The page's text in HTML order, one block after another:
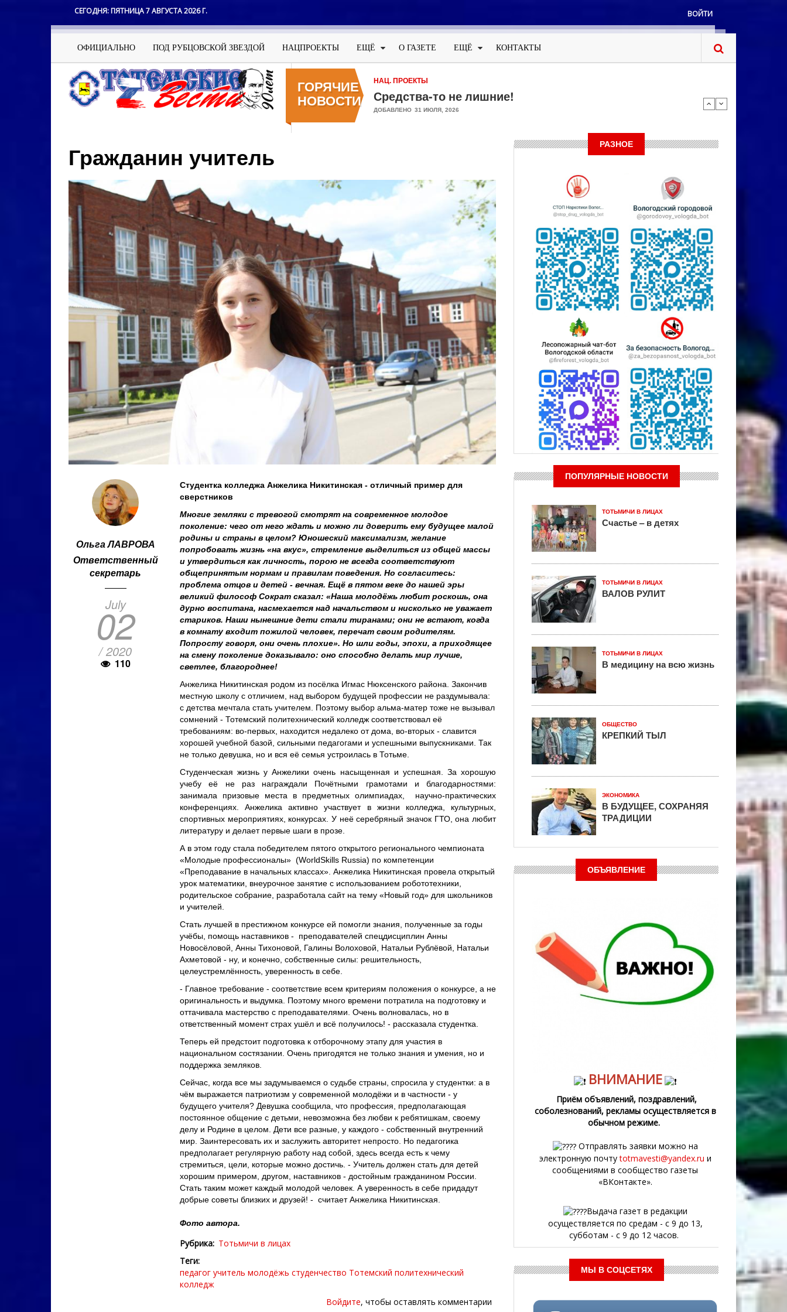
СЕГОДНЯ:ПЯТНИЦА 7 АВГУСТА 2026 Г.
Меню
учётной
записи
пользователя
ВОЙТИ
Основная
навигация
ОФИЦИАЛЬНО ПОД РУБЦОВСКОЙ ЗВЕЗДОЙ НАЦПРОЕКТЫ ЕЩЁ О ГАЗЕТЕ ЕЩЁ КОНТАКТЫ
ГОРЯЧИЕ
НОВОСТИ
НАЦ. ПРОЕКТЫ
Средства-то не лишние!
ДОБАВЛЕНО 31 ИЮЛЯ, 2026
Гражданин учитель
Ольга ЛАВРОВА
Ответственный
секретарь
July
02
/ 2020
110
Студентка колледжа Анжелика Никитинская - отличный пример для
сверстников
Многие земляки с тревогой смотрят на современное молодое
поколение: чего от него ждать и можно ли доверить ему будущее малой
родины и страны в целом? Юношеский максимализм, желание
попробовать жизнь «на вкус», стремление выделиться из общей массы
и утвердиться как личность, порою не всегда соответствуют
общепринятым нормам и правилам поведения. Но согласитесь:
проблема отцов и детей - вечная. Ещё в пятом веке до нашей эры
великий философ Сократ сказал: «Наша молодёжь любит роскошь, она
дурно воспитана, насмехается над начальством и нисколько не уважает
стариков. Наши нынешние дети стали тиранами; они не встают, когда
в комнату входит пожилой человек, перечат своим родителям.
Попросту говоря, они очень плохие». Но шли годы, эпохи, а приходящее
на смену поколение доказывало: оно способно делать мир лучше,
светлее, благороднее!
Анжелика Никитинская родом из посёлка Игмас Нюксенского района. Закончив
местную школу с отличием, над выбором будущей профессии не раздумывала:
с детства мечтала стать учителем. Поэтому выбор альма-матер тоже не вызывал
сомнений - Тотемский политехнический колледж соответствовал её
требованиям: во-первых, находится недалеко от дома, во-вторых - славится
хорошей учебной базой, сильными педагогами и успешными выпускниками. Так
не только девушка, но и вся её семья устроилась в Тотьме.
Студенческая жизнь у Анжелики очень насыщенная и успешная. За хорошую
учебу её не раз награждали Почётными грамотами и благодарностями:
занимала призовые места в предметных олимпиадах, научно-практических
конференциях. Анжелика активно участвует в жизни колледжа, культурных,
спортивных мероприятиях, конкурсах. У неё серебряный значок ГТО, она любит
литературу и делает первые шаги в прозе.
А в этом году стала победителем пятого открытого регионального чемпионата
«Молодые профессионалы» (WorldSkills Russia) по компетенции
«Преподавание в начальных классах». Анжелика Никитинская провела открытый
урок математики, внеурочное занятие с использованием робототехники,
родительское собрание, разработала сайт на тему «Новый год» для школьников
и учителей.
Стать лучшей в престижном конкурсе ей помогли знания, полученные за годы
учёбы, помощь наставников - преподавателей спецдисциплин Анны
Новосёловой, Анны Тихоновой, Галины Волоховой, Натальи Рублёвой, Натальи
Ахметовой - ну, и конечно, собственные силы: решительность,
целеустремлённость, уверенность в себе.
- Главное требование - соответствие всем критериям положения о конкурсе, а не
оригинальность и выдумка. Поэтому много времени потратила на подготовку и
оттачивала мастерство с преподавателями. Очень волновалась, но в
ответственный момент страх ушёл и всё получилось! - рассказала студентка.
Теперь ей предстоит подготовка к отборочному этапу для участия в
национальном состязании. Очень пригодятся не только знания и умения, но и
поддержка земляков.
Сейчас, когда все мы задумываемся о судьбе страны, спросила у студентки: а в
чём выражается патриотизм у современной молодёжи и в частности - у
будущего учителя? Девушка сообщила, что профессия, предполагающая
постоянное общение с детьми, невозможна без любви к ребятишкам, своему
делу и Родине в целом. Дети все разные, у каждого - собственный внутренний
мир. Заинтересовать их и заслужить авторитет непросто. Но педагогика
предполагает регулярную работу над собой, здесь всегда есть к чему
стремиться, цели, которые можно достичь. - Учитель должен стать для детей
хорошим примером, другом, наставников - достойным гражданином России.
Стать таким может каждый молодой человек. А уверенность в себе придадут
добрые советы близких и друзей! - считает Анжелика Никитинская.
Фото автора.
Рубрика Тотьмичи в лицах
Теги
педагог учитель молодёжь студенчество Тотемский политехнический
колледж
Войдите, чтобы оставлять комментарии
РАЗНОЕ
ПОПУЛЯРНЫЕ НОВОСТИ
ТОТЬМИЧИ В ЛИЦАХ
Счастье – в детях
ТОТЬМИЧИ В ЛИЦАХ
ВАЛОВ РУЛИТ
ТОТЬМИЧИ В ЛИЦАХ
В медицину на всю жизнь
ОБЩЕСТВО
КРЕПКИЙ ТЫЛ
ЭКОНОМИКА
В БУДУЩЕЕ, СОХРАНЯЯ
ТРАДИЦИИ
ОБЪЯВЛЕНИЕ
ВНИМАНИЕ
Приём объявлений, поздравлений,
соболезнований, рекламы осуществляется в
обычном режиме.
Отправлять заявки можно на
электронную почтуtotmavesti@yandex.ru и
сообщениями в сообщество газеты
«ВКонтакте».
Выдача газет в редакции
осуществляется по средам - с 9 до 13,
субботам - с 9 до 12 часов.
МЫ В СОЦСЕТЯХ